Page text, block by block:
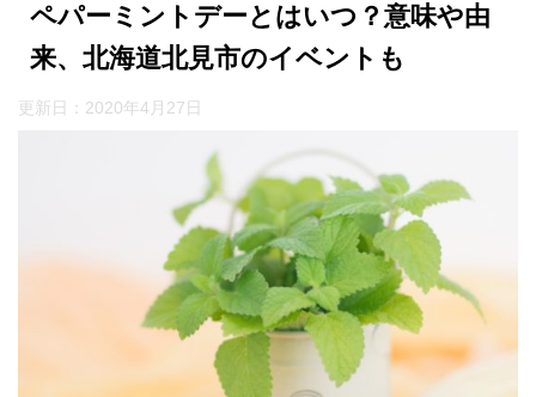
ペパーミントデーとはいつ？意味や由
来、北海道北見市のイベントも
更新日： 2020年4月27日